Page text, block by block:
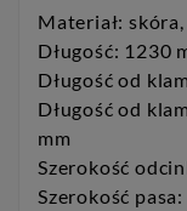
Materiał:
Długość: 1230
Długość od
Długość od
mm
Szerokość
Szerokość